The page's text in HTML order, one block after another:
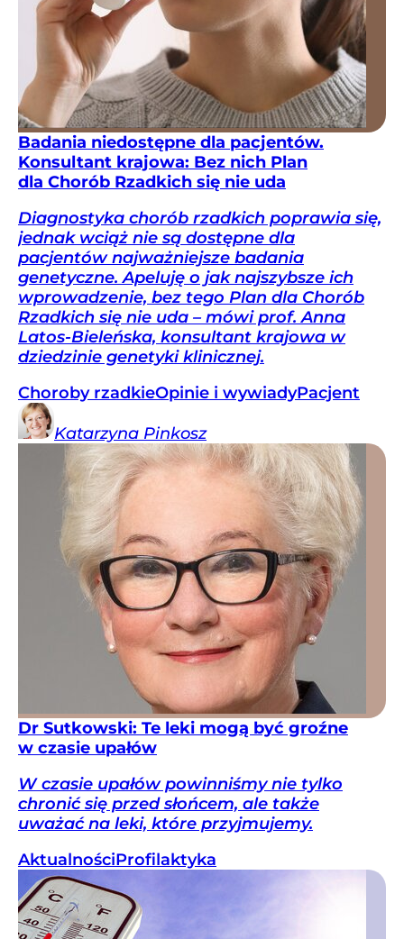
Badania niedostępne dla pacjentów.
Konsultant krajowa: Bez nich Plan
dla Chorób Rzadkich się nie uda
Diagnostyka chorób rzadkich poprawia się,
jednak wciąż nie są dostępne dla
pacjentów najważniejsze badania
genetyczne. Apeluję o jak najszybsze ich
wprowadzenie, bez tego Plan dla Chorób
Rzadkich się nie uda – mówi prof. Anna
Latos-Bieleńska, konsultant krajowa w
dziedzinie genetyki klinicznej.
Choroby rzadkieOpinie i wywiadyPacjent
Katarzyna Pinkosz
Dr Sutkowski: Te leki mogą być groźne
w czasie upałów
W czasie upałów powinniśmy nie tylko
chronić się przed słońcem, ale także
uważać na leki, które przyjmujemy.
AktualnościProfilaktyka